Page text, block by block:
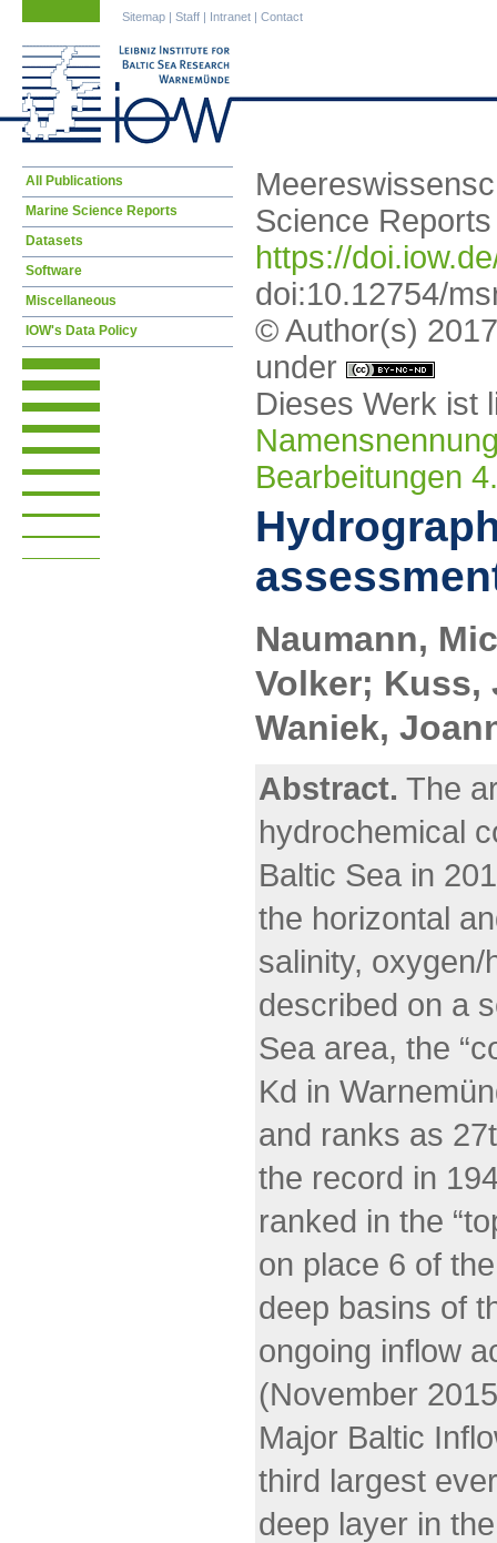
Sitemap | Staff | Intranet | Contact
All Publications
Marine Science Reports
Datasets
Software
Miscellaneous
IOW's Data Policy
Science
https://
doi:10.12754/
© Author(s)
under
Dieses Werk ist
Bearbeitungen
Naumann,
Volker; Kuss,
Waniek,
Abstract. The
hydrochemical
Baltic Sea in
the horizontal
salinity,
described on a
Sea area, the
Kd in
and ranks as
the record in
ranked in the
on place 6 of
deep basins of
ongoing inflow
(November
Major Baltic
third largest
deep layer in